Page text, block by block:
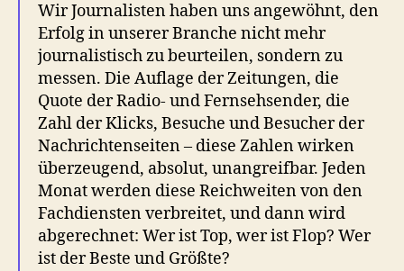
Wir Journalisten haben uns angewöhnt, den
Erfolg in unserer Branche nicht mehr
journalistisch zu beurteilen, sondern zu
messen. Die Auflage der Zeitungen, die
Quote der Radio- und Fernsehsender, die
Zahl der Klicks, Besuche und Besucher der
Nachrichtenseiten – diese Zahlen wirken
überzeugend, absolut, unangreifbar. Jeden
Monat werden diese Reichweiten von den
Fachdiensten verbreitet, und dann wird
abgerechnet: Wer ist Top, wer ist Flop? Wer
ist der Beste und Größte?